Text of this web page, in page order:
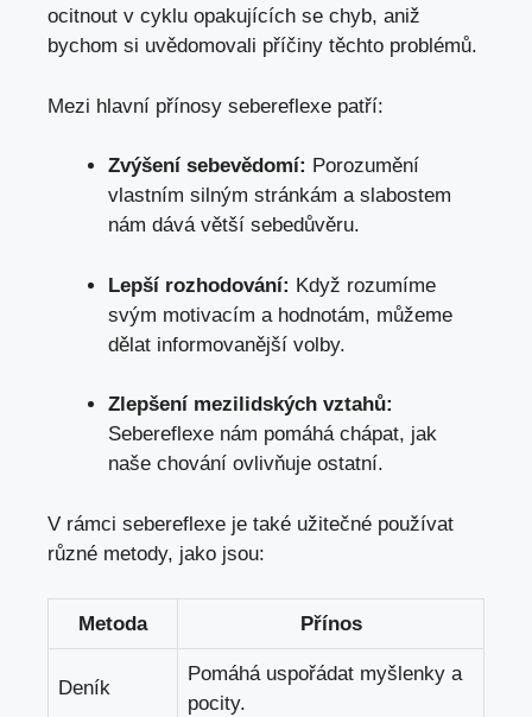
ocitnout v cyklu opakujících se chyb, aniž
bychom si uvědomovali příčiny těchto problémů.
Mezi hlavní přínosy sebereflexe patří:
Zvýšení sebevědomí: Porozumění
vlastním silným stránkám a slabostem
nám dává větší sebedůvěru.
Lepší rozhodování: Když rozumíme
svým motivacím a hodnotám, můžeme
dělat informovanější volby.
Zlepšení mezilidských vztahů:
Sebereflexe nám pomáhá chápat, jak
naše chování ovlivňuje ostatní.
V rámci sebereflexe je také užitečné používat
různé metody, jako jsou:
Metoda Přínos
Deník
Pomáhá uspořádat myšlenky a
pocity.